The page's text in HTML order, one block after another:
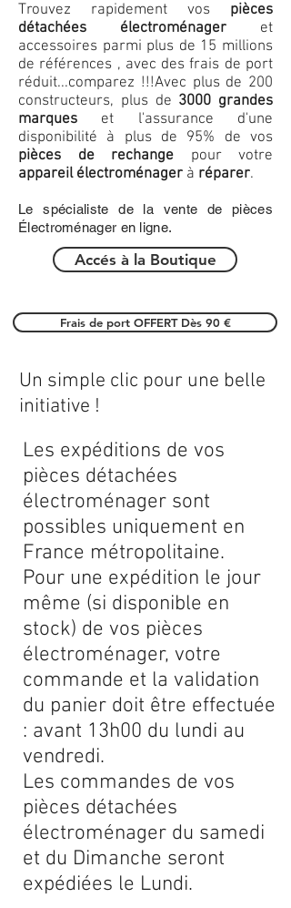
Trouvez rapidement vos pièces
détachées électroménager et
accessoires parmi plus de 15 millions
de références , avec des frais de port
réduit...comparez !!!Avec plus de 200
constructeurs, plus de 3000 grandes
marques et l'assurance d'une
disponibilité à plus de 95% de vos
pièces de rechange pour votre
appareil électroménager à réparer.
Le spécialiste de la vente de pièces
Électroménager en ligne.
Accés à la Boutique
Frais de port OFFERT Dès 90 €
Les expéditions de vos
pièces détachées
électroménager sont
possibles uniquement en
France métropolitaine.
Pour une expédition le jour
même (si disponible en
stock) de vos pièces
électroménager, votre
commande et la validation
du panier doit être effectuée
: avant 13h00 du lundi au
vendredi.
Les commandes de vos
pièces détachées
électroménager du samedi
et du Dimanche seront
expédiées le Lundi.
Un simple clic pour une belle
initiative !